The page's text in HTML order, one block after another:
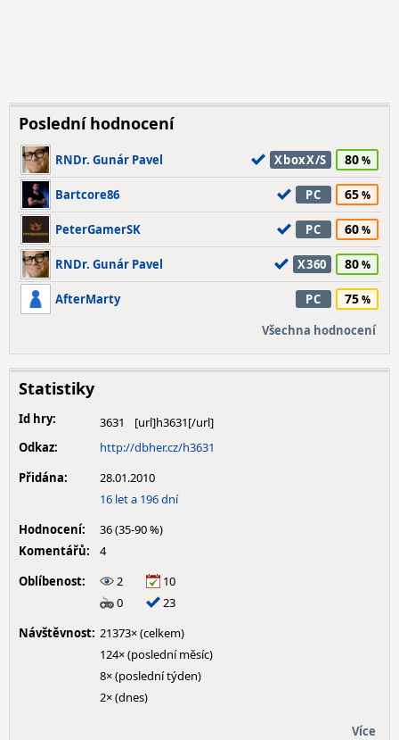
Poslední hodnocení
RNDr. Gunár Pavel XboxX/S 80
Bartcore86 PC 65
PeterGamerSK PC 60
RNDr. Gunár Pavel X360 80
AfterMarty PC 75
Všechna hodnocení
Statistiky
Id hry:
3631
Odkaz:
http://dbher.cz/h3631
Přidána:
28.01.2010
16 let a 196 dní
Hodnocení:
36 (35-90 %)
Komentářů:
4
Oblíbenost:
2
10
0
23
Návštěvnost: 21373× (celkem)
124× (poslední měsíc)
8× (poslední týden)
2× (dnes)
Více